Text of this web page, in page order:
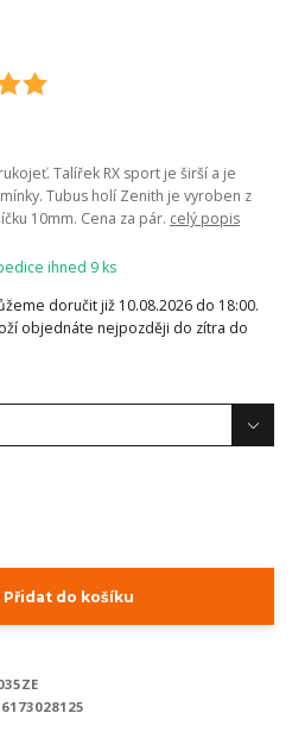
Talířek RX sport je širší a je
Tubus holí Zenith je vyroben z
10mm. Cena za pár. celý popis
ihned 9 ks
doručit již 10.08.2026 do 18:00.
objednáte nejpozději do zítra do
Přidat do košíku